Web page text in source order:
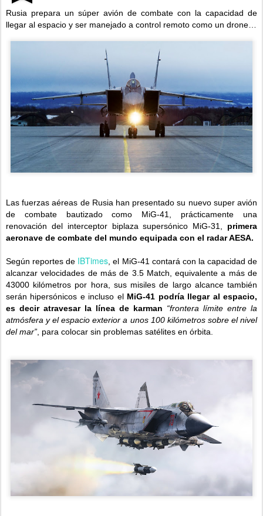
Rusia prepara un súper avión de combate con la capacidad de
llegar al espacio y ser manejado a control remoto como un drone…
Las fuerzas aéreas de Rusia han presentado su nuevo super avión
de combate bautizado como MiG-41, prácticamente una
renovación del interceptor biplaza supersónico MiG-31, primera
aeronave de combate del mundo equipada con el radar AESA.
Según reportes de IBTimes , el MiG-41 contará con la capacidad de
alcanzar velocidades de más de 3.5 Match, equivalente a más de
43000 kilómetros por hora, sus misiles de largo alcance también
serán hipersónicos e incluso el MiG-41 podría llegar al espacio,
es decir atravesar la línea de karman “frontera límite entre la
atmósfera y el espacio exterior a unos 100 kilómetros sobre el nivel
del mar” , para colocar sin problemas satélites en órbita.